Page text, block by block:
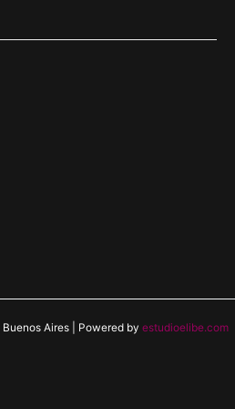
Aires | Powered by estudioelibe.com